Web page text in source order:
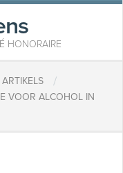
HONORAIRE
ARTIKELS /
VOOR ALCOHOL IN